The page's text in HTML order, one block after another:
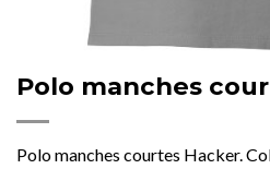
Polo manches
Polo manches courtes Hacker.